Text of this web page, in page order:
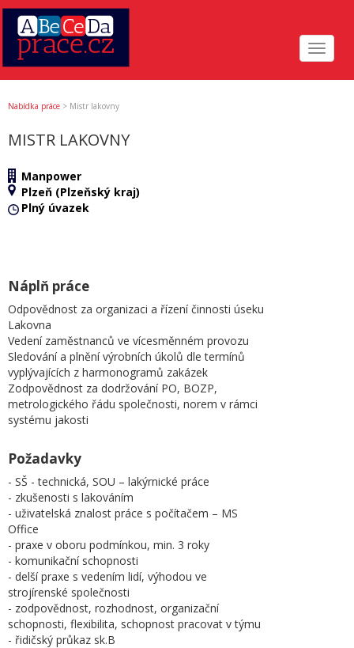
Toggle
Nabídka práce > Mistr lakovny
MISTR LAKOVNY
Manpower
Plzeň (Plzeňský kraj)
Plný úvazek
Náplň práce
Odpovědnost za organizaci a řízení činnosti úseku
Lakovna
Vedení zaměstnanců ve vícesměnném provozu
Sledování a plnění výrobních úkolů dle termínů
vyplývajících z harmonogramů zakázek
Zodpovědnost za dodržování PO, BOZP,
metrologického řádu společnosti, norem v rámci
systému jakosti
Požadavky
- SŠ - technická, SOU – lakýrnické práce
- zkušenosti s lakováním
- uživatelská znalost práce s počítačem – MS
Office
- praxe v oboru podmínkou, min. 3 roky
- komunikační schopnosti
- delší praxe s vedením lidí, výhodou ve
strojírenské společnosti
- zodpovědnost, rozhodnost, organizační
schopnosti, flexibilita, schopnost pracovat v týmu
- řidičský průkaz sk.B